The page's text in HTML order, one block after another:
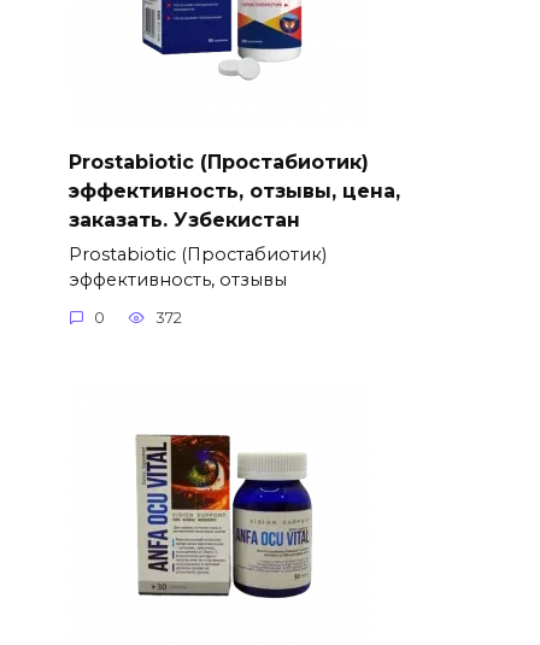
Prostabiotic (Простабиотик)
эффективность, отзывы, цена,
заказать. Узбекистан
Prostabiotic (Простабиотик)
эффективность, отзывы
0 372